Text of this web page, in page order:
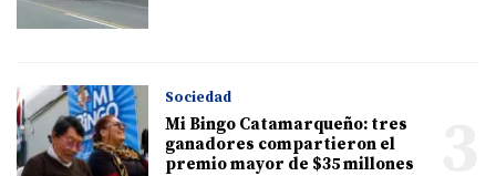
Sociedad
Mi Bingo Catamarqueño: tres
ganadores compartieron el
premio mayor de $35 millones